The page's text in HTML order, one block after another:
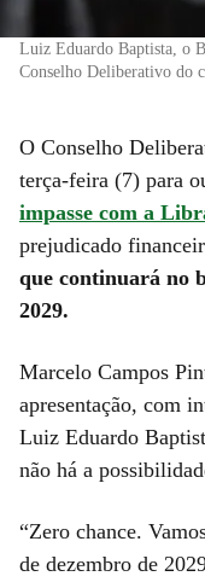
Luiz Eduardo Baptista, o
Conselho Deliberativo do
O Conselho
terça-feira (7) para
impasse com a
prejudicado
que continuará no
2029.
Marcelo Campos
apresentação, com
Luiz Eduardo
não há a
“Zero chance.
de dezembro de